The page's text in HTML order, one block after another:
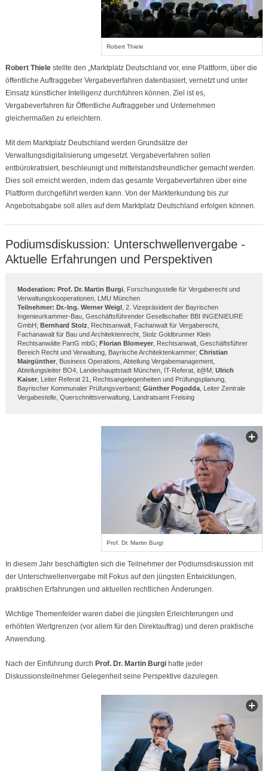
Robert Thiele
Robert Thielestellte den „Marktplatz Deutschland vor, eine Plattform, über die
öffentliche Auftraggeber Vergabeverfahren datenbasiert, vernetzt und unter
Einsatz künstlicher Intelligenz durchführen können. Ziel ist es,
Vergabeverfahren für Öffentliche Auftraggeber und Unternehmen
gleichermaßen zu erleichtern.
Mit dem Marktplatz Deutschland werden Grundsätze der
Verwaltungsdigitalisierung umgesetzt. Vergabeverfahren sollen
entbürokratisiert, beschleunigt und mittelstandsfreundlicher gemacht werden.
Dies soll erreicht werden, indem das gesamte Vergabeverfahren über eine
Plattform durchgeführt werden kann. Von der Markterkundung bis zur
Angebotsabgabe soll alles auf dem Marktplatz Deutschland erfolgen können.
Podiumsdiskussion: Unterschwellenvergabe -
Aktuelle Erfahrungen und Perspektiven
Moderation: Prof. Dr. Martin Burgi, Forschungsstelle für Vergaberecht und
Verwaltungskooperationen, LMU München
Teilnehmer: Dr.-Ing. Werner Weigl, 2. Vizepräsident der Bayrischen
Ingenieurkammer-Bau, Geschäftsführender Gesellschafter BBI INGENIEURE
GmbH; Bernhard Stolz , Rechtsanwalt, Fachanwalt für Vergaberecht,
Fachanawalt für Bau und Architektenrecht, Stolz Goldbrunner Klein
Rechtsanwälte PartG mbG; Florian Blomeyer, Rechtsanwalt, Geschäftsführer
Bereich Recht und Verwaltung, Bayrische Architektenkammer; Christian
Mairgünther, Business Operations, Abteilung Vergabemanagement,
Abteilungsleiter BO4, Landeshauptstadt München, IT-Referat, it@M; Ulrich
Kaiser, Leiter Referat 21, Rechtsangelegenheiten und Prüfungsplanung,
Bayrischer Kommunaler Prüfungsverband; Günther Pogodda, Leiter Zentrale
Vergabestelle, Querschnittsverwaltung, Landratsamt Freising
Prof. Dr. Martin Burgi
In diesem Jahr beschäftigten sich die Teilnehmer der Podiumsdiskussion mit
der Unterschwellenvergabe mit Fokus auf den jüngsten Entwicklungen,
praktischen Erfahrungen und aktuellen rechtlichen Änderungen.
Wichtige Themenfelder waren dabei die jüngsten Erleichterungen und
erhöhten Wertgrenzen (vor allem für den Direktauftrag) und deren praktische
Anwendung.
Nach der Einführung durch Prof. Dr. Martin Burgihatte jeder
Diskussionsteilnehmer Gelegenheit seine Perspektive dazulegen.